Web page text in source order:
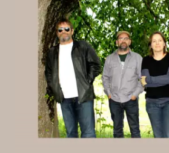
探新
廣播
安裝 Apple Music